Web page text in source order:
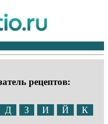
рецептов:
Д З И Й
К